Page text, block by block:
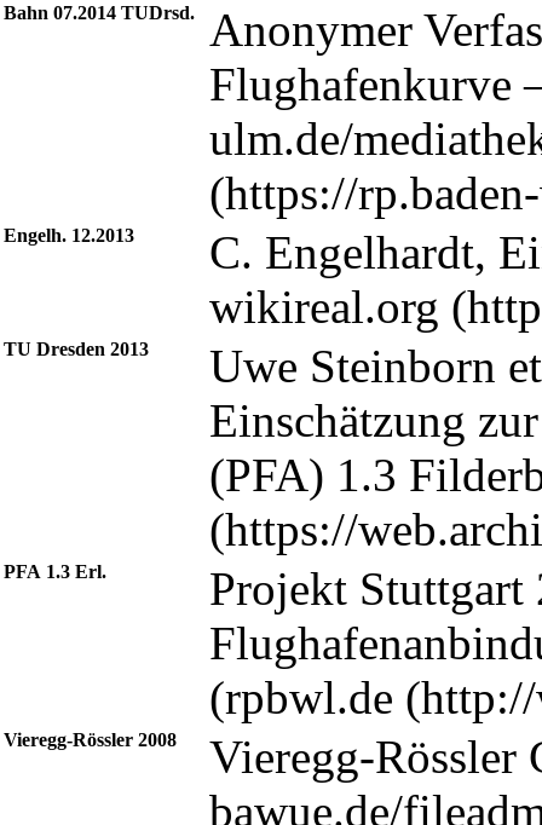
Bahn 07.2014 TUDrsd.
Anonymer
Flughafenkurve
Engelh. 12.2013
C. Engelhardt,
wikireal.org
TU Dresden 2013
Uwe Steinborn
Einschätzung
(PFA) 1.3
PFA 1.3 Erl.
Projekt Stuttgart
(rpbwl.de
Vieregg‑Rössler 2008 Vieregg-Rössler